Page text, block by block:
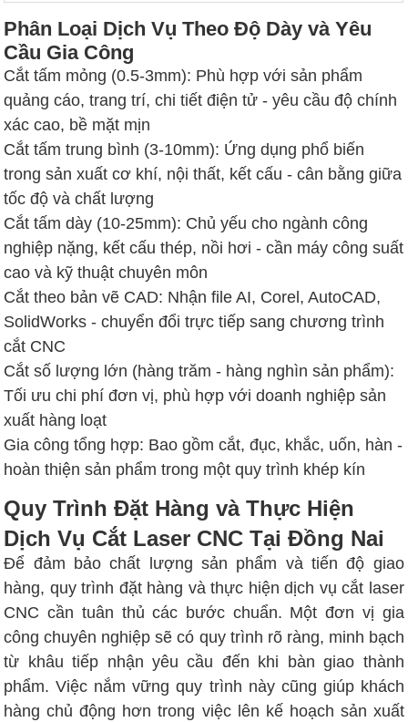
Phân Loại Dịch Vụ Theo Độ Dày và Yêu
Cầu Gia Công
Cắt tấm mỏng (0.5-3mm): Phù hợp với sản phẩm
quảng cáo, trang trí, chi tiết điện tử - yêu cầu độ chính
xác cao, bề mặt mịn
Cắt tấm trung bình (3-10mm): Ứng dụng phổ biến
trong sản xuất cơ khí, nội thất, kết cấu - cân bằng giữa
tốc độ và chất lượng
Cắt tấm dày (10-25mm): Chủ yếu cho ngành công
nghiệp nặng, kết cấu thép, nồi hơi - cần máy công suất
cao và kỹ thuật chuyên môn
Cắt theo bản vẽ CAD: Nhận file AI, Corel, AutoCAD,
SolidWorks - chuyển đổi trực tiếp sang chương trình
cắt CNC
Cắt số lượng lớn (hàng trăm - hàng nghìn sản phẩm):
Tối ưu chi phí đơn vị, phù hợp với doanh nghiệp sản
xuất hàng loạt
Gia công tổng hợp: Bao gồm cắt, đục, khắc, uốn, hàn -
hoàn thiện sản phẩm trong một quy trình khép kín
Quy Trình Đặt Hàng và Thực Hiện
Dịch Vụ Cắt Laser CNC Tại Đồng Nai
Để đảm bảo chất lượng sản phẩm và tiến độ giao
hàng, quy trình đặt hàng và thực hiện dịch vụ cắt laser
CNC cần tuân thủ các bước chuẩn. Một đơn vị gia
công chuyên nghiệp sẽ có quy trình rõ ràng, minh bạch
từ khâu tiếp nhận yêu cầu đến khi bàn giao thành
phẩm. Việc nắm vững quy trình này cũng giúp khách
hàng chủ động hơn trong việc lên kế hoạch sản xuất